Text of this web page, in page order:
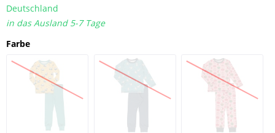
Deutschland
in das Ausland 5-7 Tage
Farbe